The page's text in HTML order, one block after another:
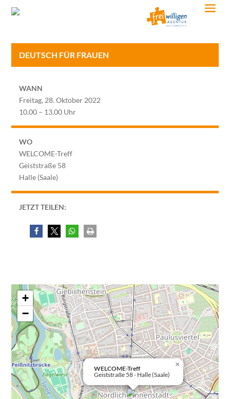
DEUTSCH FÜR FRAUEN
WANN
Freitag, 28. Oktober 2022
10.00 – 13.00 Uhr
WO
WELCOME-Treff
Geiststraße 58
Halle (Saale)
JETZT TEILEN:
WELCOME-Treff
Geiststraße 58 - Halle (Saale)
×
+
−